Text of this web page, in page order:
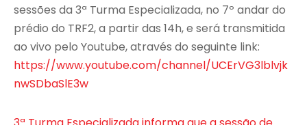
sessões da 3ª Turma Especializada, no 7º andar do
prédio do TRF2, a partir das 14h, e será transmitida
ao vivo pelo Youtube, através do seguinte link:
https://www.youtube.com/channel/UCErVG3lblvjk
nwSDbaSlE3w